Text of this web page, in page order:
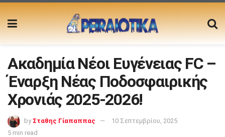
Ακαδημία Νέοι Ευγένειας FC –
Έναρξη Νέας Ποδοσφαιρικής
Χρονιάς 2025-2026!
by Σταθης Γίαπαππας
10 Σεπτεμβρίου, 2025
5 min read